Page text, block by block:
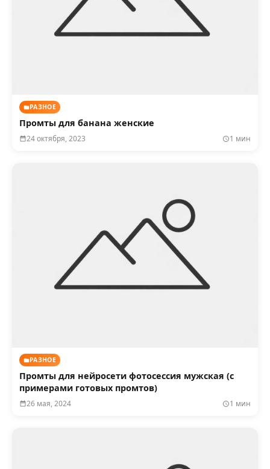
РАЗНОЕ
Промты для банана женские
24 октября, 2023 1 мин
РАЗНОЕ
Промты для нейросети фотосессия мужская (с
примерами готовых промтов)
26 мая, 2024 1 мин